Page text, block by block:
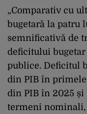
„Comparativ cu
bugetară la patru
semnificativă de
deficitului
publice. Deficitul
din PIB în
din PIB în 2025 și
termeni nominali,